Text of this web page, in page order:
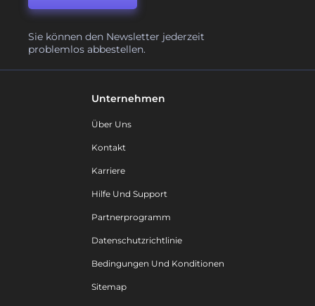
Sie können den Newsletter jederzeit
problemlos abbestellen.
Unternehmen
Über Uns
Kontakt
Karriere
Hilfe Und Support
Partnerprogramm
Datenschutzrichtlinie
Bedingungen Und Konditionen
Sitemap